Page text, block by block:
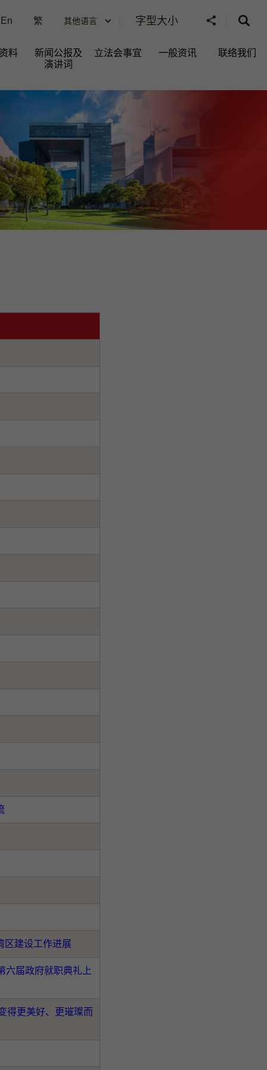
En 繁 其他语言 字型大小
料
新闻公报及
演讲词
立法会事宜 一般资讯​ 联络我们
区建设工作进展
六届政府就职典礼上
得更美好、更璀璨而